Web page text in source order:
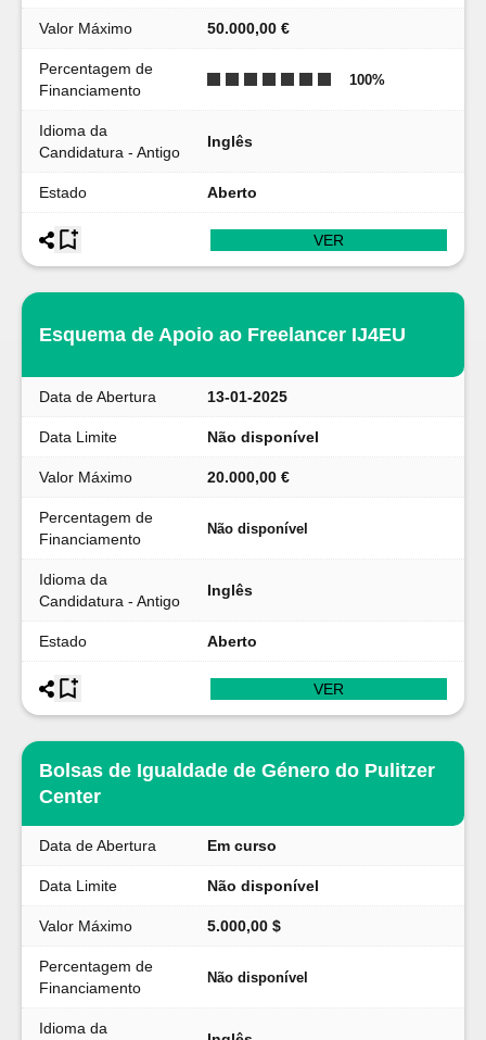
Valor Máximo 50.000,00 €
Percentagem de
Financiamento
100%
Idioma da
Candidatura - Antigo
Inglês
Estado Aberto
VER
Esquema de Apoio ao Freelancer IJ4EU
Data de Abertura 13-01-2025
Data Limite Não disponível
Valor Máximo 20.000,00 €
Percentagem de
Financiamento
Não disponível
Idioma da
Candidatura - Antigo
Inglês
Estado Aberto
VER
Bolsas de Igualdade de Género do Pulitzer
Center
Data de Abertura Em curso
Data Limite Não disponível
Valor Máximo 5.000,00 $
Percentagem de
Financiamento
Não disponível
Idioma da